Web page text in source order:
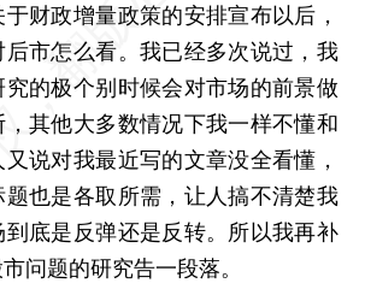
财政增量政策的安排宣布以后，
市怎么看。我已经多次说过，我
究的极个别时候会对市场的前景做
其他大多数情况下我一样不懂和
说对我最近写的文章没全看懂，
也是各取所需，让人搞不清楚我
底是反弹还是反转。所以我再补
问题的研究告一段落。